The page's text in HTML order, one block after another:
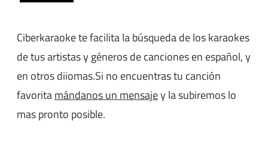
Ciberkaraoke te facilita la búsqueda de los karaokes
de tus artistas y géneros de canciones en español, y
en otros diiomas.Si no encuentras tu canción
favoritamándanos un mensajey la subiremos lo
mas pronto posible.